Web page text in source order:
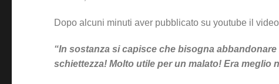
Dopo alcuni minuti aver pubblicato su youtube il
“In sostanza si capisce che bisogna
schiettezza! Molto utile per un malato! Era meglio